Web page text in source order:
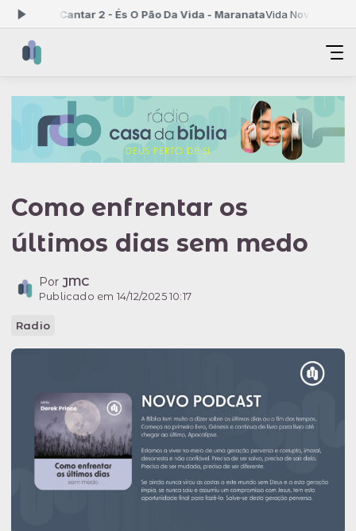
De Cantar 2 - És O Pão Da Vida - MaranataVida Nova Vida
Como enfrentar os
últimos dias sem medo
Por JMC
Publicado em 14/12/2025 10:17
Radio